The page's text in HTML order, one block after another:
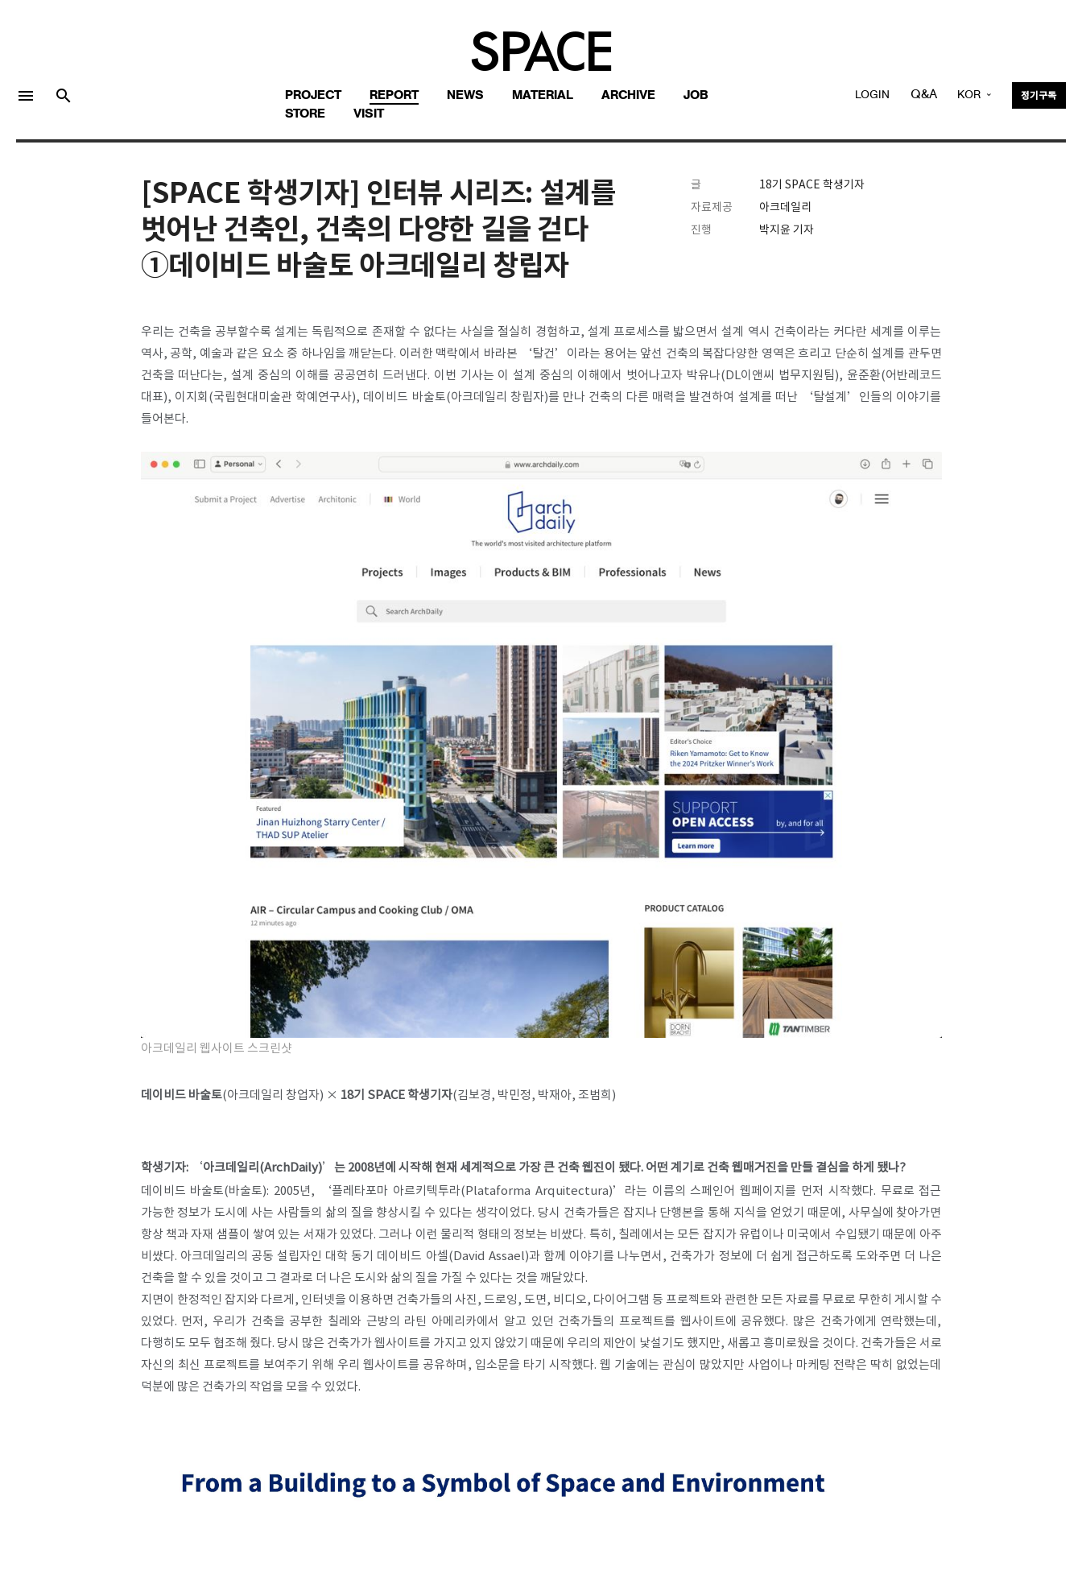
회원가입
Facebook 로그인
Naver 로그인
menu search PROJECT REPORT NEWS MATERIAL ARCHIVE
JOB
STORE
VISIT
LOGIN Q&A KOR 정기구독
[SPACE 학생기자] 인터뷰 시리즈: 설계를
벗어난 건축인, 건축의 다양한 길을 걷다
①데이비드 바술토 아크데일리 창립자
글
18기 SPACE 학생기자
자료제공
아크데일리
진행
박지윤 기자
우리는 건축을 공부할수록 설계는 독립적으로 존재할 수 없다는 사실을 절실히 경험하고, 설계 프로세스를 밟으면서 설계 역시 건축이라는 커다란 세계를 이루는
역사, 공학, 예술과 같은 요소 중 하나임을 깨닫는다. 이러한 맥락에서 바라본 ‘탈건’이라는 용어는 앞선 건축의 복잡다양한 영역은 흐리고 단순히 설계를 관두면
건축을 떠난다는, 설계 중심의 이해를 공공연히 드러낸다. 이번 기사는 이 설계 중심의 이해에서 벗어나고자 박유나(DL이앤씨 법무지원팀), 윤준환(어반레코드
대표), 이지회(국립현대미술관 학예연구사), 데이비드 바술토(아크데일리 창립자)를 만나 건축의 다른 매력을 발견하여 설계를 떠난 ‘탈설계’인들의 이야기를
들어본다.​
아크데일리 웹사이트 스크린샷
데이비드 바술토(아크데일리 창업자) × 18기 SPACE 학생기자(김보경, 박민정, 박재아, 조범희)​
학생기자: ‘아크데일리(ArchDaily)’는 2008년에 시작해 현재 세계적으로 가장 큰 건축 웹진이 됐다. 어떤 계기로 건축 웹매거진을 만들 결심을 하게 됐나?
데이비드 바술토(바술토): 2005년, ‘플레타포마 아르키텍투라(Plataforma Arquitectura)’라는 이름의 스페인어 웹페이지를 먼저 시작했다. 무료로 접근
가능한 정보가 도시에 사는 사람들의 삶의 질을 향상시킬 수 있다는 생각이었다. 당시 건축가들은 잡지나 단행본을 통해 지식을 얻었기 때문에, 사무실에 찾아가면
항상 책과 자재 샘플이 쌓여 있는 서재가 있었다. 그러나 이런 물리적 형태의 정보는 비쌌다. 특히, 칠레에서는 모든 잡지가 유럽이나 미국에서 수입됐기 때문에 아주
비쌌다. 아크데일리의 공동 설립자인 대학 동기 데이비드 아셀(David Assael)과 함께 이야기를 나누면서, 건축가가 정보에 더 쉽게 접근하도록 도와주면 더 나은
건축을 할 수 있을 것이고 그 결과로 더 나은 도시와 삶의 질을 가질 수 있다는 것을 깨달았다.
지면이 한정적인 잡지와 다르게, 인터넷을 이용하면 건축가들의 사진, 드로잉, 도면, 비디오, 다이어그램 등 프로젝트와 관련한 모든 자료를 무료로 무한히 게시할 수
있었다. 먼저, 우리가 건축을 공부한 칠레와 근방의 라틴 아메리카에서 알고 있던 건축가들의 프로젝트를 웹사이트에 공유했다. 많은 건축가에게 연락했는데,
다행히도 모두 협조해 줬다. 당시 많은 건축가가 웹사이트를 가지고 있지 않았기 때문에 우리의 제안이 낯설기도 했지만, 새롭고 흥미로웠을 것이다. 건축가들은 서로
자신의 최신 프로젝트를 보여주기 위해 우리 웹사이트를 공유하며, 입소문을 타기 시작했다. 웹 기술에는 관심이 많았지만 사업이나 마케팅 전략은 딱히 없었는데
덕분에 많은 건축가의 작업을 모을 수 있었다.